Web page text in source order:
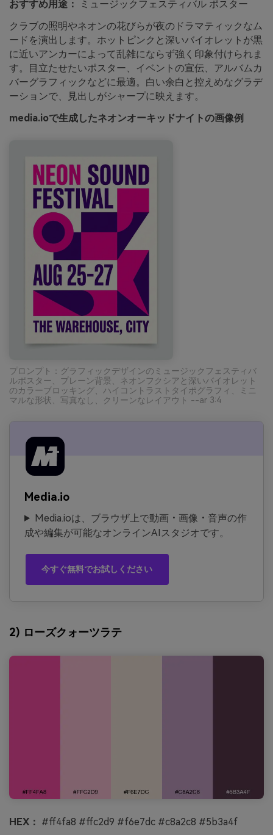
おすすめ用途：
ミュージックフェスティバル ポスター
クラブの照明やネオンの花びらが夜のドラマティックなム
ードを演出します。ホットピンクと深いバイオレットが黒
に近いアンカーによって乱雑にならず強く印象付けられま
す。目立たせたいポスター、イベントの宣伝、アルバムカ
バーグラフィックなどに最適。白い余白と控えめなグラデ
ーションで、見出しがシャープに映えます。
media.ioで生成したネオンオーキッドナイトの画像例
プロンプト：グラフィックデザインのミュージックフェスティバ
ルポスター、プレーン背景、ネオンフクシアと深いバイオレット
のカラーブロッキング、ハイコントラストタイポグラフィ、ミニ
マルな形状、写真なし、クリーンなレイアウト --ar 3:4
Media.io
Media.ioは、ブラウザ上で動画・画像・音声の作
成や編集が可能なオンラインAIスタジオです。
今すぐ無料でお試しください
2) ローズクォーツラテ
HEX： #ff4fa8 #ffc2d9 #f6e7dc #c8a2c8 #5b3a4f